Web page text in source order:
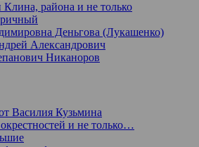
района и не только
Деньгова (Лукашенко)
Александрович
Никаноров
Василия Кузьмина
и не только…